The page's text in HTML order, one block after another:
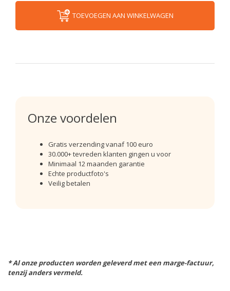
TOEVOEGEN AAN WINKELWAGEN
Onze voordelen
Gratis verzending vanaf 100 euro
30.000+ tevreden klanten gingen u voor
Minimaal 12 maanden garantie
Echte productfoto's
Veilig betalen
* Al onze producten worden geleverd met een marge-factuur,
tenzij anders vermeld.